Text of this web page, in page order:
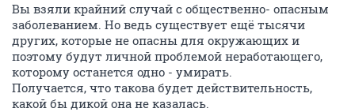
Вы взяли крайний случай с общественно- опасным
заболеванием. Но ведь существует ещё тысячи
других, которые не опасны для окружающих и
поэтому будут личной проблемой неработающего,
которому останется одно - умирать.
Получается, что такова будет действительность,
какой бы дикой она не казалась.